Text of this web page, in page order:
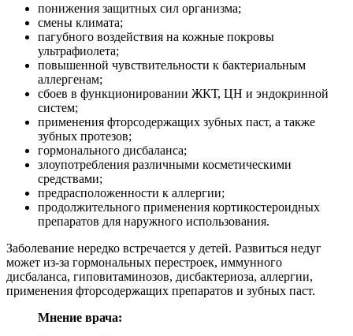
понижения защитных сил организма;
смены климата;
пагубного воздействия на кожные покровы
ультрафиолета;
повышенной чувствительности к бактериальным
аллергенам;
сбоев в функционировании ЖКТ, ЦН и эндокринной
систем;
применения фторсодержащих зубных паст, а также
зубных протезов;
гормонального дисбаланса;
злоупотребления различными косметическими
средствами;
предрасположенности к аллергии;
продолжительного применения кортикостероидных
препаратов для наружного использования.
Заболевание нередко встречается у детей. Развиться недуг
может из-за гормональных перестроек, иммунного
дисбаланса, гиповитаминозов, дисбактериоза, аллергии,
применения фторсодержащих препаратов и зубных паст.
Мнение врача: